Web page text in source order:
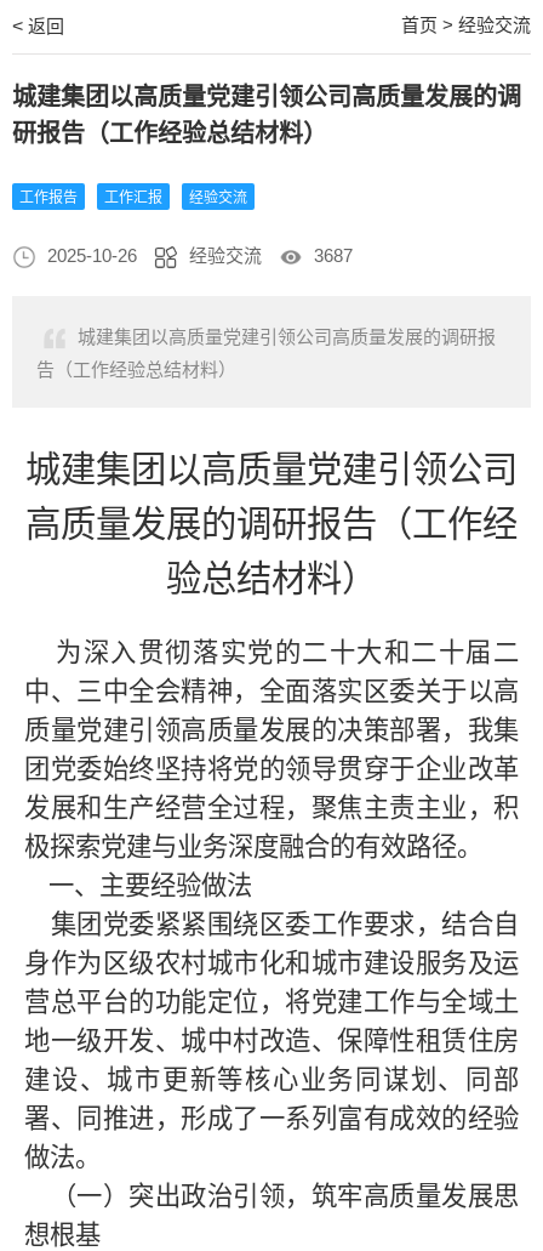
< 返回 首页 > 经验交流
城建集团以高质量党建引领公司高质量发展的调
研报告（工作经验总结材料）
工作报告 工作汇报 经验交流
2025-10-26 经验交流 3687
城建集团以高质量党建引领公司高质量发展的调研报
告（工作经验总结材料）
城建集团以高质量党建引领公司
高质量发展的调研报告（工作经
验总结材料）
为深入贯彻落实党的二十大和二十届二
中、三中全会精神，全面落实区委关于以高
质量党建引领高质量发展的决策部署，我集
团党委始终坚持将党的领导贯穿于企业改革
发展和生产经营全过程，聚焦主责主业，积
极探索党建与业务深度融合的有效路径。
一、主要经验做法
集团党委紧紧围绕区委工作要求，结合自
身作为区级农村城市化和城市建设服务及运
营总平台的功能定位，将党建工作与全域土
地一级开发、城中村改造、保障性租赁住房
建设、城市更新等核心业务同谋划、同部
署、同推进，形成了一系列富有成效的经验
做法。
（一）突出政治引领，筑牢高质量发展思
想根基